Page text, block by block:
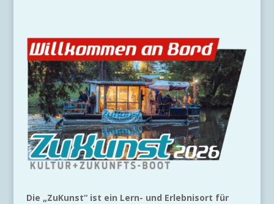
Die „ZuKunst“ ist ein Lern- und Erlebnisort für